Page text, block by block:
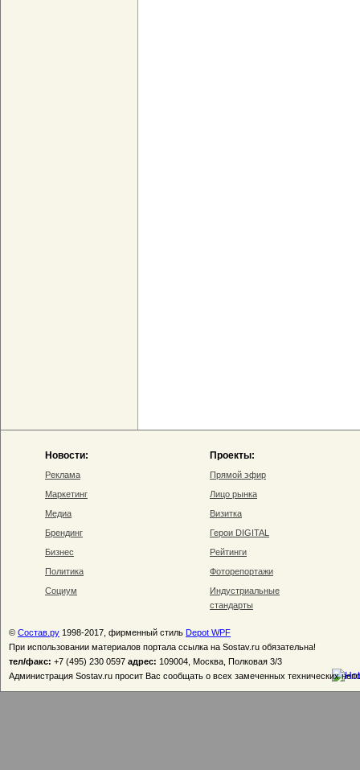
Новости:
Реклама
Маркетинг
Медиа
Брендинг
Бизнес
Политика
Социум
Проекты:
Прямой эфир
Лицо рынка
Визитка
Герои DIGITAL
Рейтинги
Фоторепортажи
Индустриальные
стандарты
© Состав.ру 1998-2017, фирменный стиль Depot WPF
При использовании материалов портала ссылка на Sostav.ru обязательна!
тел/факс: +7 (495) 230 0597 адрес: 109004, Москва, Полковая 3/3
Администрация Sostav.ru просит Вас сообщать о всех замеченных технических